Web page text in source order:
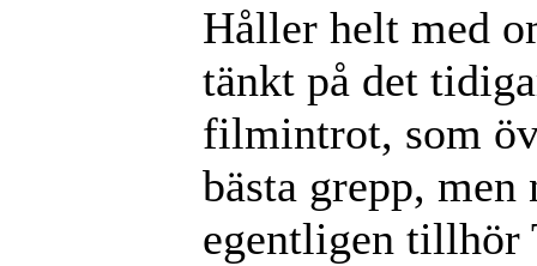
Håller helt med
tänkt på det
filmintrot, som
bästa grepp,
egentligen tillhör